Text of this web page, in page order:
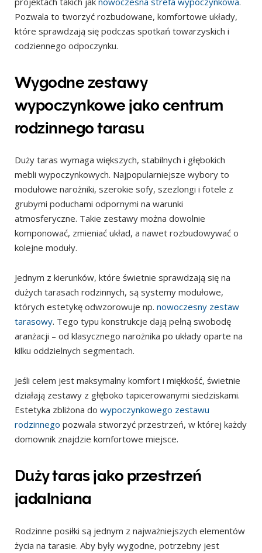
Pozwala to tworzyć rozbudowane, komfortowe układy,
które sprawdzają się podczas spotkań towarzyskich i
codziennego odpoczynku.
Wygodne zestawy
wypoczynkowe jako centrum
rodzinnego tarasu
Duży taras wymaga większych, stabilnych i głębokich
mebli wypoczynkowych. Najpopularniejsze wybory to
modułowe narożniki, szerokie sofy, szezlongi i fotele z
grubymi poduchami odpornymi na warunki
atmosferyczne. Takie zestawy można dowolnie
komponować, zmieniać układ, a nawet rozbudowywać o
kolejne moduły.
Jednym z kierunków, które świetnie sprawdzają się na
dużych tarasach rodzinnych, są systemy modułowe,
których estetykę odwzorowuje np. nowoczesny zestaw
tarasowy. Tego typu konstrukcje dają pełną swobodę
aranżacji – od klasycznego narożnika po układy oparte na
kilku oddzielnych segmentach.
Jeśli celem jest maksymalny komfort i miękkość, świetnie
działają zestawy z głęboko tapicerowanymi siedziskami.
Estetyka zbliżona do wypoczynkowego zestawu
rodzinnego pozwala stworzyć przestrzeń, w której każdy
domownik znajdzie komfortowe miejsce.
Duży taras jako przestrzeń
jadalniana
Rodzinne posiłki są jednym z najważniejszych elementów
życia na tarasie. Aby były wygodne, potrzebny jest